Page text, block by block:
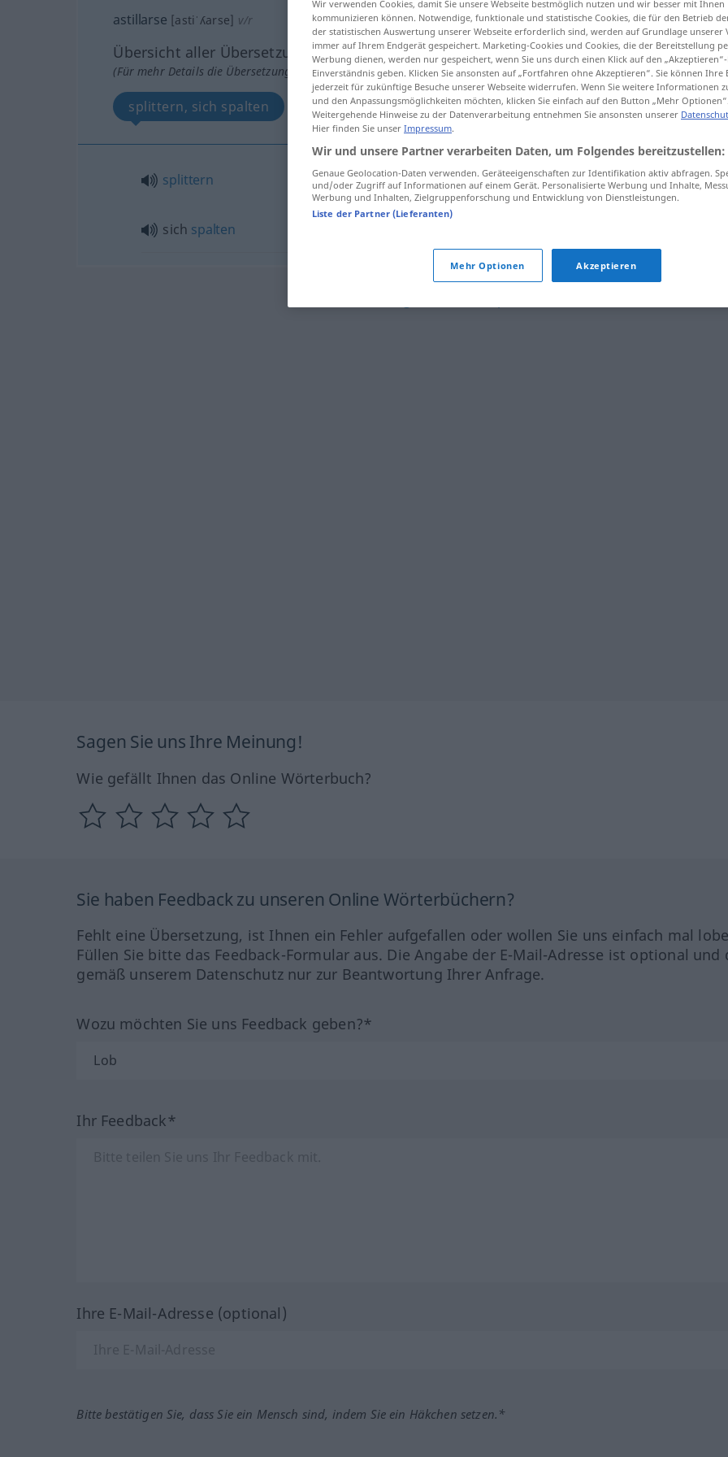
astillarse [astiˈʎarse] v/r
Übersicht aller Übersetzungen
(Für mehr Details die Übersetzung anklicken/antippen)
splittern, sich spalten
splittern astillarse
sich spalten
Sagen Sie uns Ihre Meinung!
Wie gefällt Ihnen das Online Wörterbuch?
Sie haben Feedback zu unseren Online Wörterbüchern?
Fehlt eine Übersetzung, ist Ihnen ein Fehler aufgefallen oder wollen Sie uns einfach mal
Füllen Sie bitte das Feedback-Formular aus. Die Angabe der E-Mail-Adresse ist optional und
gemäß unserem Datenschutz nur zur Beantwortung Ihrer Anfrage.
Wozu möchten Sie uns Feedback geben?*
Ihr Feedback*
Ihre E-Mail-Adresse (optional)
Bitte bestätigen Sie, dass Sie ein Mensch sind, indem Sie ein Häkchen setzen.*
Wir verwenden Cookies, damit Sie unsere Webseite bestmöglich nutzen und wir besser mit Ihnen
kommunizieren können. Notwendige, funktionale und statistische Cookies, die für den Betrieb
der statistischen Auswertung unserer Webseite erforderlich sind, werden auf Grundlage unserer
immer auf Ihrem Endgerät gespeichert. Marketing-Cookies und Cookies, die der Bereitstellung
Werbung dienen, werden nur gespeichert, wenn Sie uns durch einen Klick auf den
Einverständnis geben. Klicken Sie ansonsten auf „Fortfahren ohne Akzeptieren“. Sie können Ihre
jederzeit für zukünftige Besuche unserer Webseite widerrufen. Wenn Sie weitere Informationen
und den Anpassungsmöglichkeiten möchten, klicken Sie einfach auf den Button „Mehr Optionen“.
Weitergehende Hinweise zu der Datenverarbeitung entnehmen Sie ansonsten unserer
Hier finden Sie unser Impressum.
Wir und unsere Partner verarbeiten Daten, um Folgendes bereitzustellen:
Genaue Geolocation-Daten verwenden. Geräteeigenschaften zur Identifikation aktiv abfragen.
und/oder Zugriff auf Informationen auf einem Gerät. Personalisierte Werbung und Inhalte,
Werbung und Inhalten, Zielgruppenforschung und Entwicklung von Dienstleistungen.
Liste der Partner (Lieferanten)
Mehr Optionen Akzeptieren